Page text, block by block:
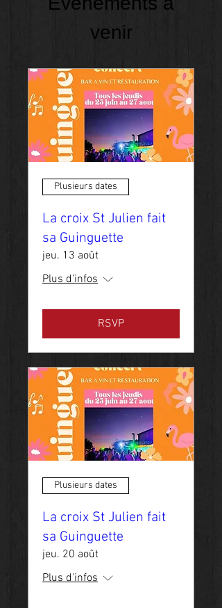
venir
Plusieurs dates
La croix St Julien fait
sa Guinguette
jeu. 13 août
Plus d'infos
RSVP
Plusieurs dates
La croix St Julien fait
sa Guinguette
jeu. 20 août
Plus d'infos